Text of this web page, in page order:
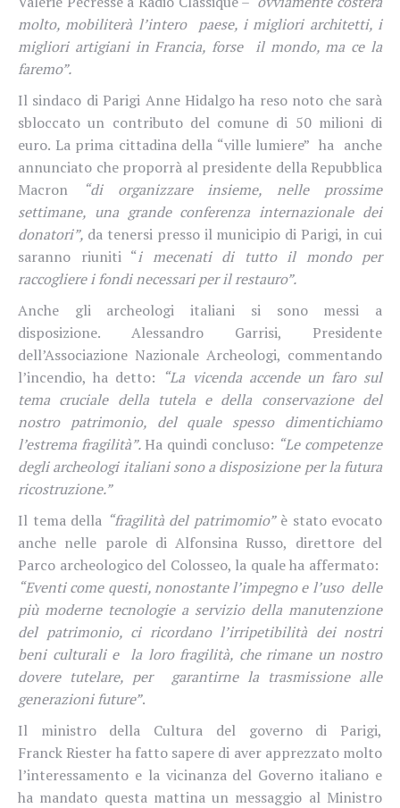
molto, mobiliterà l’intero
paese, i migliori architetti, i
migliori artigiani in Francia, forse
il mondo, ma ce la
faremo”.
Il sindaco di Parigi Anne Hidalgo ha reso noto che sarà
sbloccato un contributo del comune di 50 milioni di
euro. La prima cittadina della “ville lumiere” ha anche
annunciato che proporrà al presidente della Repubblica
Macron
“di organizzare insieme, nelle prossime
settimane, una grande conferenza internazionale dei
donatori”, da tenersi presso il municipio di Parigi, in cui
saranno riuniti “i mecenati di tutto il mondo per
raccogliere i fondi necessari per il restauro”.
Anche gli archeologi italiani si sono messi a
disposizione. Alessandro Garrisi, Presidente
dell’Associazione Nazionale Archeologi, commentando
l’incendio, ha detto: “La vicenda accende un faro sul
tema cruciale della tutela e della conservazione del
nostro patrimonio, del quale spesso dimentichiamo
l’estrema fragilità”.Ha quindi concluso: “Le competenze
degli archeologi italiani sono a disposizione per la futura
ricostruzione.”
Il tema della “fragilità del patrimomio”è stato evocato
anche nelle parole di Alfonsina Russo, direttore del
Parco archeologico del Colosseo, la quale ha affermato:
“Eventi come questi, nonostante l’impegno e l’uso delle
più moderne tecnologie a servizio della manutenzione
del patrimonio, ci ricordano l’irripetibilità dei nostri
beni culturali e la loro fragilità, che rimane un nostro
dovere tutelare, per garantirne la trasmissione alle
generazioni future”.
Il ministro della Cultura del governo di Parigi,
Franck Riester ha fatto sapere di aver apprezzato molto
l’interessamento e la vicinanza del Governo italiano e
ha mandato questa mattina un messaggio al Ministro